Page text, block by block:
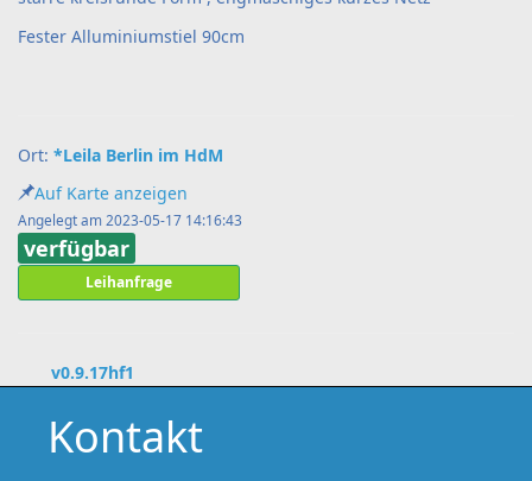
Fester Alluminiumstiel 90cm
Ort: *Leila Berlin im HdM
Auf Karte anzeigen
Angelegt am 2023-05-17 14:16:43
verfügbar
Leihanfrage
v0.9.17hf1
Kontakt